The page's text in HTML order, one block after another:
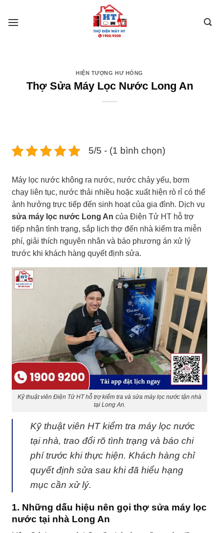
HIỆN TƯỢNG HƯ HỎNG
Thợ Sửa Máy Lọc Nước Long An
5/5 - (1 bình chọn)
Máy lọc nước không ra nước, nước chảy yếu, bơm
chạy liên tục, nước thải nhiều hoặc xuất hiện rò rỉ có thể
ảnh hưởng trực tiếp đến sinh hoạt của gia đình. Dịch vụ
sửa máy lọc nước Long An của Điện Tử HT hỗ trợ
tiếp nhận tình trạng, sắp lịch thợ đến nhà kiểm tra miễn
phí, giải thích nguyên nhân và báo phương án xử lý
trước khi khách hàng quyết định sửa.
Kỹ thuật viên Điện Tử HT hỗ trợ kiểm tra và sửa máy lọc nước tận nhà
tại Long An.
Kỹ thuật viên HT kiểm tra máy lọc nước
tại nhà, trao đổi rõ tình trạng và báo chi
phí trước khi thực hiện. Khách hàng chỉ
quyết định sửa sau khi đã hiểu hạng
mục cần xử lý.
1. Những dấu hiệu nên gọi thợ sửa máy lọc
nước tại nhà Long An